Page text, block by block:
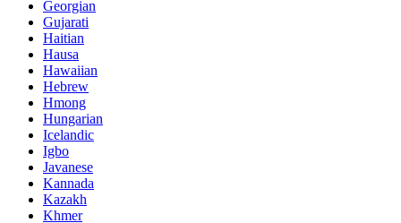
Georgian
Gujarati
Haitian
Hausa
Hawaiian
Hebrew
Hmong
Hungarian
Icelandic
Igbo
Javanese
Kannada
Kazakh
Khmer